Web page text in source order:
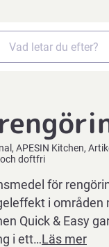
APESIN Kitchen
doftfri
för
i områden
Quick & Easy
i ett…Läs mer